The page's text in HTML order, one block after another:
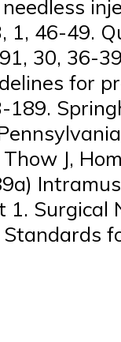
46-49.
30, 36-
for
J,
Surgical